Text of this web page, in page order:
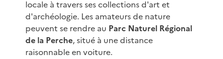
locale à travers ses collections d'art et
d'archéologie. Les amateurs de nature
peuvent se rendre au Parc Naturel Régional
de la Perche, situé à une distance
raisonnable en voiture.